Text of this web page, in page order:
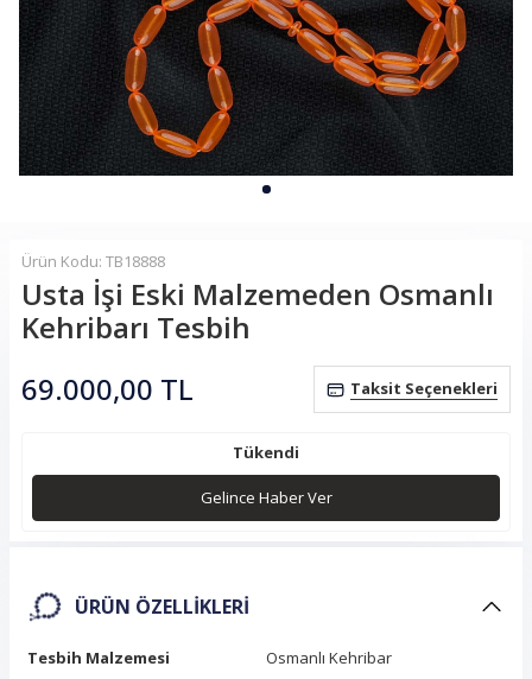
Ürün Kodu: TB18888
Usta İşi Eski Malzemeden Osmanlı
Kehribarı Tesbih
69.000,00 TL Taksit Seçenekleri
Tükendi
Gelince Haber Ver
ÜRÜN ÖZELLIKLERI
Tesbih Malzemesi
Osmanlı Kehribar